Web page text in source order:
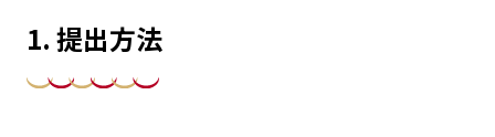
1. 提出方法